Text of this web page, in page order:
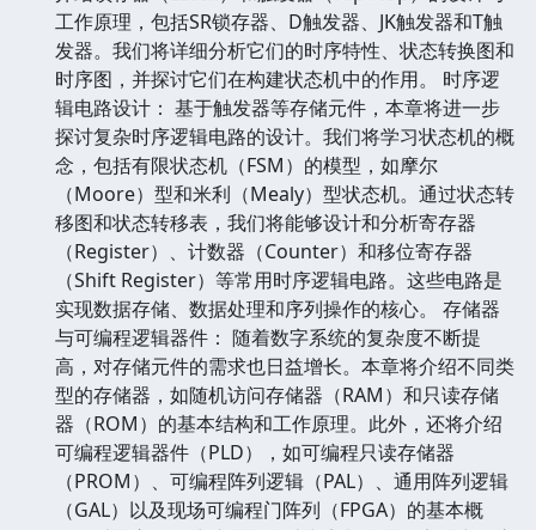
工作原理，包括SR锁存器、D触发器、JK触发器和T触
发器。我们将详细分析它们的时序特性、状态转换图和
时序图，并探讨它们在构建状态机中的作用。 时序逻
辑电路设计： 基于触发器等存储元件，本章将进一步
探讨复杂时序逻辑电路的设计。我们将学习状态机的概
念，包括有限状态机（FSM）的模型，如摩尔
（Moore）型和米利（Mealy）型状态机。通过状态转
移图和状态转移表，我们将能够设计和分析寄存器
（Register）、计数器（Counter）和移位寄存器
（Shift Register）等常用时序逻辑电路。这些电路是
实现数据存储、数据处理和序列操作的核心。 存储器
与可编程逻辑器件： 随着数字系统的复杂度不断提
高，对存储元件的需求也日益增长。本章将介绍不同类
型的存储器，如随机访问存储器（RAM）和只读存储
器（ROM）的基本结构和工作原理。此外，还将介绍
可编程逻辑器件（PLD），如可编程只读存储器
（PROM）、可编程阵列逻辑（PAL）、通用阵列逻辑
（GAL）以及现场可编程门阵列（FPGA）的基本概